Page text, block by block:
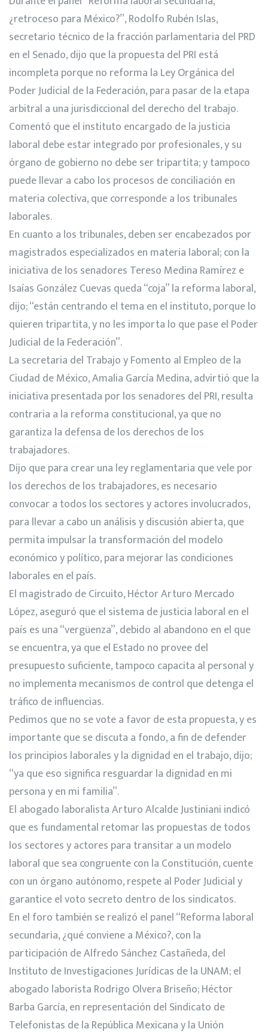
¿retroceso para México?”, Rodolfo Rubén Islas,
secretario técnico de la fracción parlamentaria del PRD
en el Senado, dijo que la propuesta del PRI está
incompleta porque no reforma la Ley Orgánica del
Poder Judicial de la Federación, para pasar de la etapa
arbitral a una jurisdiccional del derecho del trabajo.
Comentó que el instituto encargado de la justicia
laboral debe estar integrado por profesionales, y su
órgano de gobierno no debe ser tripartita; y tampoco
puede llevar a cabo los procesos de conciliación en
materia colectiva, que corresponde a los tribunales
laborales.
En cuanto a los tribunales, deben ser encabezados por
magistrados especializados en materia laboral; con la
iniciativa de los senadores Tereso Medina Ramírez e
Isaías González Cuevas queda “coja” la reforma laboral,
dijo; “están centrando el tema en el instituto, porque lo
quieren tripartita, y no les importa lo que pase el Poder
Judicial de la Federación”.
La secretaria del Trabajo y Fomento al Empleo de la
Ciudad de México, Amalia García Medina, advirtió que la
iniciativa presentada por los senadores del PRI, resulta
contraria a la reforma constitucional, ya que no
garantiza la defensa de los derechos de los
trabajadores.
Dijo que para crear una ley reglamentaria que vele por
los derechos de los trabajadores, es necesario
convocar a todos los sectores y actores involucrados,
para llevar a cabo un análisis y discusión abierta, que
permita impulsar la transformación del modelo
económico y político, para mejorar las condiciones
laborales en el país.
El magistrado de Circuito, Héctor Arturo Mercado
López, aseguró que el sistema de justicia laboral en el
país es una “vergüenza”, debido al abandono en el que
se encuentra, ya que el Estado no provee del
presupuesto suficiente, tampoco capacita al personal y
no implementa mecanismos de control que detenga el
tráfico de influencias.
Pedimos que no se vote a favor de esta propuesta, y es
importante que se discuta a fondo, a fin de defender
los principios laborales y la dignidad en el trabajo, dijo;
“ya que eso significa resguardar la dignidad en mi
persona y en mi familia”.
El abogado laboralista Arturo Alcalde Justiniani indicó
que es fundamental retomar las propuestas de todos
los sectores y actores para transitar a un modelo
laboral que sea congruente con la Constitución, cuente
con un órgano autónomo, respete al Poder Judicial y
garantice el voto secreto dentro de los sindicatos.
En el foro también se realizó el panel “Reforma laboral
secundaria, ¿qué conviene a México?, con la
participación de Alfredo Sánchez Castañeda, del
Instituto de Investigaciones Jurídicas de la UNAM; el
abogado laborista Rodrigo Olvera Briseño; Héctor
Barba García, en representación del Sindicato de
Telefonistas de la República Mexicana y la Unión